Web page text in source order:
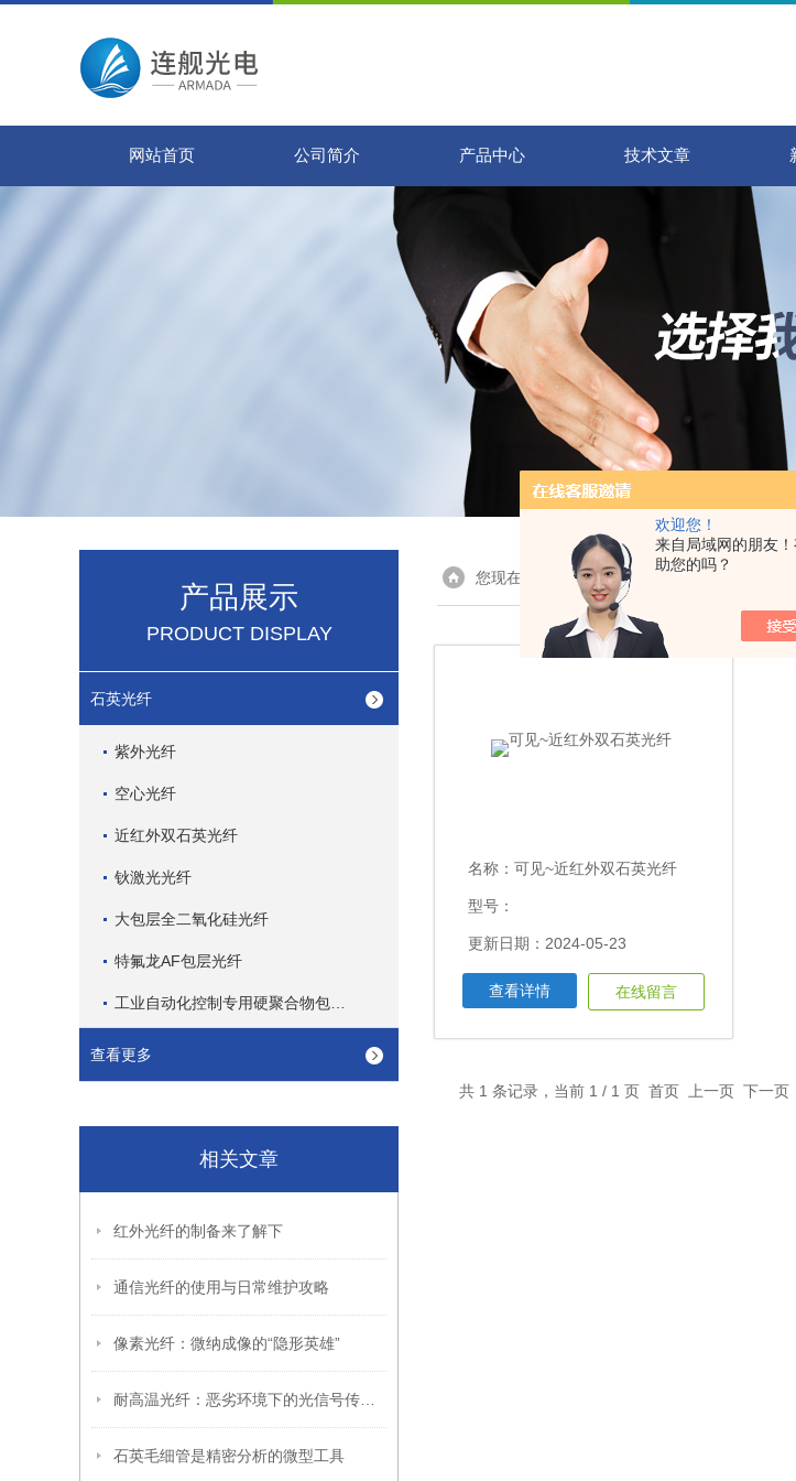
欢迎您！
来自局域网的朋友
助您的吗？
网站首页 公司简介 产品中心 技术文章
产品展示
PRODUCT DISPLAY
石英光纤
紫外光纤
空心光纤
近红外双石英光纤
钬激光光纤
大包层全二氧化硅光纤
特氟龙AF包层光纤
查看更多
相关文章
红外光纤的制备来了解下
通信光纤的使用与日常维护攻略
像素光纤：微纳成像的“隐形英雄”
石英毛细管是精密分析的微型工具
您现在的位置：首页> 产品展示 > 石英光纤
名称： 可见~近红外双石英光纤
型号：
更新日期：2024-05-23
查看详情 在线留言
共 1 条记录，当前 1 / 1 页 首页 上一页 下一